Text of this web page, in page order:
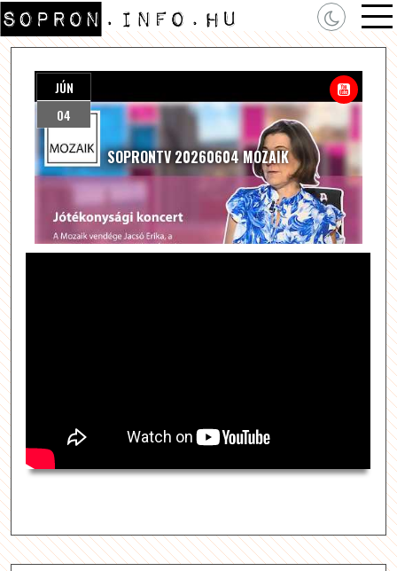
SOPRONTV 20260604 MOZAIK
JÚN
04